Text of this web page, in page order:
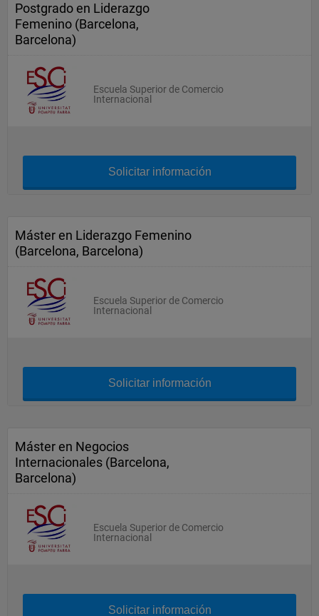
Postgrado en Liderazgo
Femenino (Barcelona,
Barcelona)
Escuela Superior de Comercio
Internacional
Solicitar información
Máster en Liderazgo Femenino
(Barcelona, Barcelona)
Escuela Superior de Comercio
Internacional
Solicitar información
Máster en Negocios
Internacionales (Barcelona,
Barcelona)
Escuela Superior de Comercio
Internacional
Solicitar información